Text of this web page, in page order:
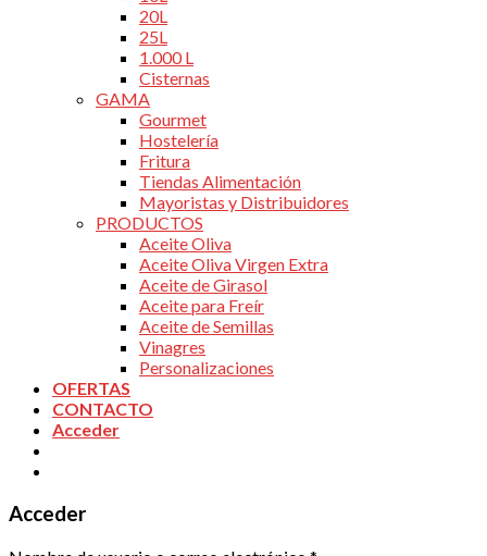
20L
25L
1.000 L
Cisternas
GAMA
Gourmet
Hostelería
Fritura
Tiendas Alimentación
Mayoristas y Distribuidores
PRODUCTOS
Aceite Oliva
Aceite Oliva Virgen Extra
Aceite de Girasol
Aceite para Freír
Aceite de Semillas
Vinagres
Personalizaciones
OFERTAS
CONTACTO
Acceder
Acceder